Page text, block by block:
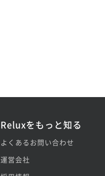
Reluxをもっと知る
よくあるお問い合わせ
運営会社